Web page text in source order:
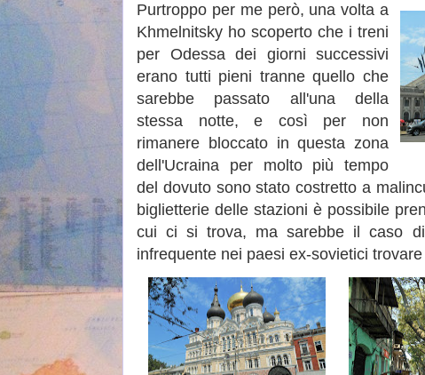
Purtroppo per me però, una volta a
Khmelnitsky ho scoperto che i treni
per Odessa dei giorni successivi
erano tutti pieni tranne quello che
sarebbe passato all'una della
stessa notte, e così per non
rimanere bloccato in questa zona
dell'Ucraina per molto più tempo
del dovuto sono stato costretto a
biglietterie delle stazioni è possibile
cui ci si trova, ma sarebbe il caso
infrequente nei paesi ex-sovietici